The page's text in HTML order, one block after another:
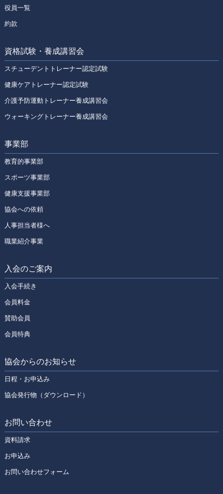
役員一覧
約款
資格試験・養成講習会
スチューデントトレーナー認定試験
健康ケアトレーナー認定試験
介護予防運動トレーナー養成講習会
ウォーキングトレーナー養成講習会
事業部
教育的事業部
スポーツ事業部
健康支援事業部
協会への依頼
人事担当者様へ
職業紹介事業
入会のご案内
入会手続き
会員料金
賛助会員
会員特典
協会からのお知らせ
日程・お申込み
協会発行物（ダウンロード）
お問い合わせ
資料請求
お申込み
お問い合わせフォーム